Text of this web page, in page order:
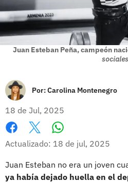
Juan Esteban Peña, campeón
sociales
Por:Carolina Montenegro
18 de Jul, 2025
Facebook
X
Actualizado: 18 de jul, 2025
Juan Esteban no era un joven
ya había dejado huella en el